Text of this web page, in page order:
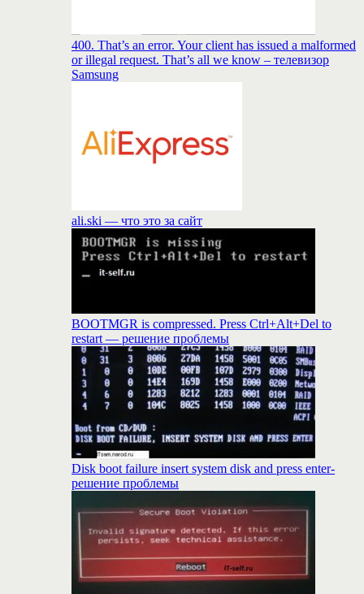
400. That’s an error. Your client has issued a malformed
or illegal request. That’s all we know – телевизор
Samsung
ali.ski — что это за сайт
BOOTMGR is compressed. Press Ctrl+Alt+Del to
restart — решение проблемы
Disk boot failure insert system disk and press enter-
решение проблемы